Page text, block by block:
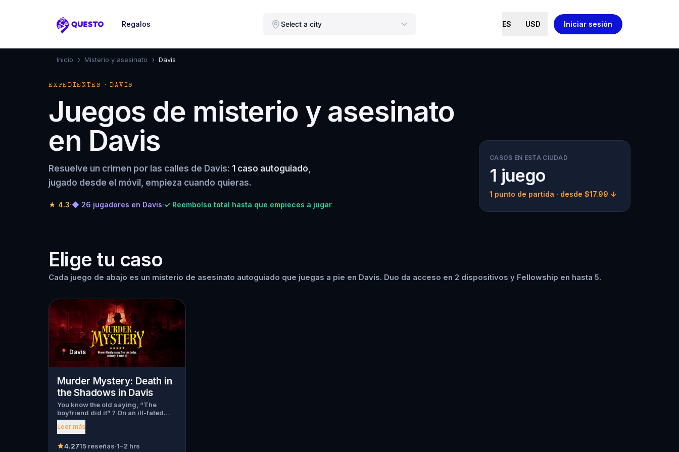
Questo
Select a city
Regalos ES USD Iniciar sesión
Inicio › Misterio y asesinato › Davis
EXPEDIENTES · DAVIS
Juegos de misterio y asesinato
en Davis
Resuelve un crimen por las calles de Davis: 1 caso autoguiado,
jugado desde el móvil, empieza cuando quieras.
★ 4.3·◆ 26 jugadores en Davis·✓ Reembolso total hasta que empieces a jugar
CASOS EN ESTA CIUDAD
1 juego
1 punto de partida · desde $17.99 ↓
Elige tu caso
Cada juego de abajo es un misterio de asesinato autoguiado que juegas a pie en Davis. Duo da acceso en 2 dispositivos y Fellowship en hasta 5.
📍 Davis
Murder Mystery: Death in
the Shadows in Davis
You know the old saying, “The
boyfriend did it” ? On an ill-fated
night, love goes terribly wrong for
Bella Wanderlust and Walter Bridges
found dead during a ghost tour led
Leer más
4.2715 reseñas·1–2 hrs